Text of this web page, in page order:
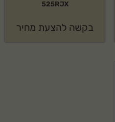
525RJX
בקשה להצעת מחיר